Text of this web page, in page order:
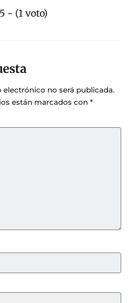
- (1 voto)
no será publicada.
están marcados con *